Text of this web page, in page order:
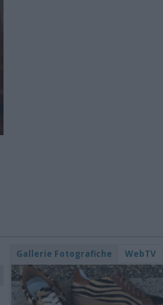
Gallerie Fotografiche WebTV